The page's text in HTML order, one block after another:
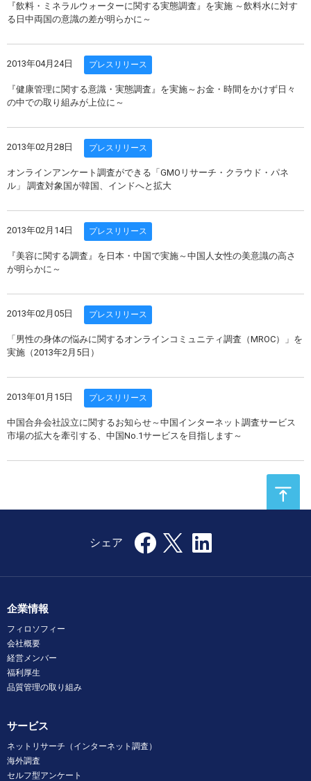
『飲料・ミネラルウォーターに関する実態調査』を実施 ～飲料水に対す
る日中両国の意識の差が明らかに～
2013年04月24日 プレスリリース
『健康管理に関する意識・実態調査』を実施～お金・時間をかけず日々
の中での取り組みが上位に～
2013年02月28日 プレスリリース
オンラインアンケート調査ができる「GMOリサーチ・クラウド・パネ
ル」 調査対象国が韓国、インドへと拡大
2013年02月14日 プレスリリース
『美容に関する調査』を日本・中国で実施～中国人女性の美意識の高さ
が明らかに～
2013年02月05日 プレスリリース
「男性の身体の悩みに関するオンラインコミュニティ調査（MROC）」を
実施（2013年2月5日）
2013年01月15日 プレスリリース
中国合弁会社設立に関するお知らせ～中国インターネット調査サービス
市場の拡大を牽引する、中国No.1サービスを目指します～
企業情報
フィロソフィー
会社概要
経営メンバー
福利厚生
品質管理の取り組み
サービス
ネットリサーチ（インターネット調査）
海外調査
セルフ型アンケート